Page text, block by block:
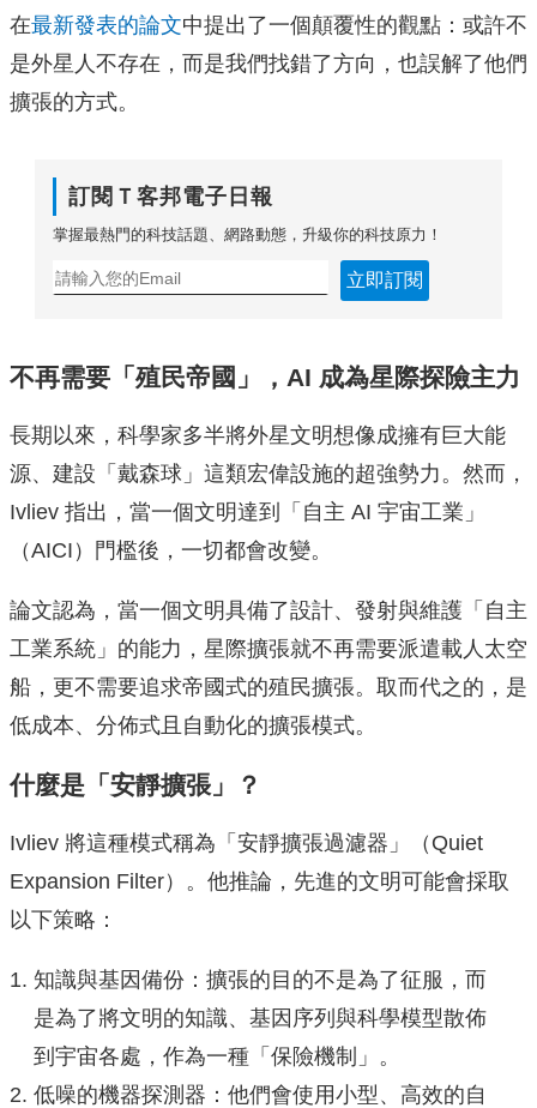
在最新發表的論文中提出了一個顛覆性的觀點：或許不
是外星人不存在，而是我們找錯了方向，也誤解了他們
擴張的方式。
訂閱Ｔ客邦電子日報
掌握最熱門的科技話題、網路動態，升級你的科技原力！
立即訂閱
不再需要「殖民帝國」，AI 成為星際探險主力
長期以來，科學家多半將外星文明想像成擁有巨大能
源、建設「戴森球」這類宏偉設施的超強勢力。然而，
Ivliev 指出，當一個文明達到「自主 AI 宇宙工業」
（AICI）門檻後，一切都會改變。
論文認為，當一個文明具備了設計、發射與維護「自主
工業系統」的能力，星際擴張就不再需要派遣載人太空
船，更不需要追求帝國式的殖民擴張。取而代之的，是
低成本、分佈式且自動化的擴張模式。
什麼是「安靜擴張」？
Ivliev 將這種模式稱為「安靜擴張過濾器」（Quiet
Expansion Filter）。他推論，先進的文明可能會採取
以下策略：
知識與基因備份：擴張的目的不是為了征服，而
是為了將文明的知識、基因序列與科學模型散佈
到宇宙各處，作為一種「保險機制」。
低噪的機器探測器：他們會使用小型、高效的自